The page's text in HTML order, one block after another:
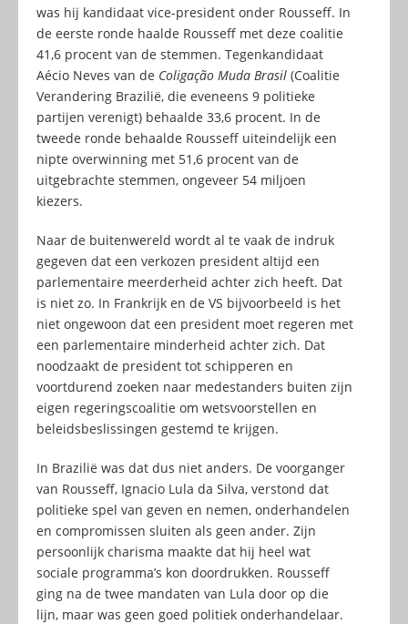
was hij kandidaat vice-president onder Rousseff. In
de eerste ronde haalde Rousseff met deze coalitie
41,6 procent van de stemmen. Tegenkandidaat
Aécio Neves van de Coligação Muda Brasil (Coalitie
Verandering Brazilië, die eveneens 9 politieke
partijen verenigt) behaalde 33,6 procent. In de
tweede ronde behaalde Rousseff uiteindelijk een
nipte overwinning met 51,6 procent van de
uitgebrachte stemmen, ongeveer 54 miljoen
kiezers.
Naar de buitenwereld wordt al te vaak de indruk
gegeven dat een verkozen president altijd een
parlementaire meerderheid achter zich heeft. Dat
is niet zo. In Frankrijk en de VS bijvoorbeeld is het
niet ongewoon dat een president moet regeren met
een parlementaire minderheid achter zich. Dat
noodzaakt de president tot schipperen en
voortdurend zoeken naar medestanders buiten zijn
eigen regeringscoalitie om wetsvoorstellen en
beleidsbeslissingen gestemd te krijgen.
In Brazilië was dat dus niet anders. De voorganger
van Rousseff, Ignacio Lula da Silva, verstond dat
politieke spel van geven en nemen, onderhandelen
en compromissen sluiten als geen ander. Zijn
persoonlijk charisma maakte dat hij heel wat
sociale programma’s kon doordrukken. Rousseff
ging na de twee mandaten van Lula door op die
lijn, maar was geen goed politiek onderhandelaar.